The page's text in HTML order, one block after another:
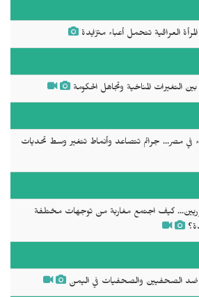
العراقية تتحمل أعباء متزايدة
التغيرات المناخية وتجاهل الحكومة
في مصر... جرائم تتصاعد وأنماط تتغير وسط تحديات
كيف اجتمع مغاربة من توجهات مختلفة
ضد الصحفيين والصحفيات في اليمن